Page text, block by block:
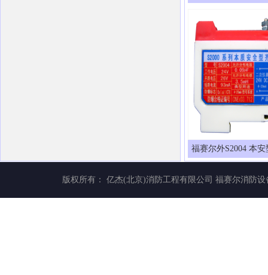
福赛尔外S2004 本
版权所有： 亿杰(北京)消防工程有限公司 福赛尔消防设